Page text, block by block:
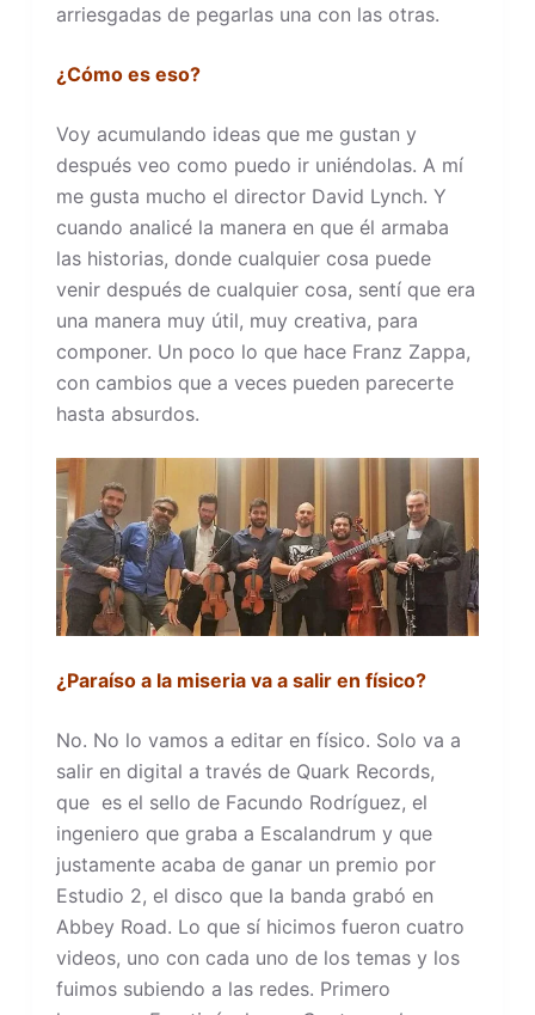
arriesgadas de pegarlas una con las otras.
¿Cómo es eso?
Voy acumulando ideas que me gustan y
después veo como puedo ir uniéndolas. A mí
me gusta mucho el director David Lynch. Y
cuando analicé la manera en que él armaba
las historias, donde cualquier cosa puede
venir después de cualquier cosa, sentí que era
una manera muy útil, muy creativa, para
componer. Un poco lo que hace Franz Zappa,
con cambios que a veces pueden parecerte
hasta absurdos.
¿Paraíso a la miseria va a salir en físico?
No. No lo vamos a editar en físico. Solo va a
salir en digital a través de Quark Records,
que es el sello de Facundo Rodríguez, el
ingeniero que graba a Escalandrum y que
justamente acaba de ganar un premio por
Estudio 2, el disco que la banda grabó en
Abbey Road. Lo que sí hicimos fueron cuatro
videos, uno con cada uno de los temas y los
fuimos subiendo a las redes. Primero